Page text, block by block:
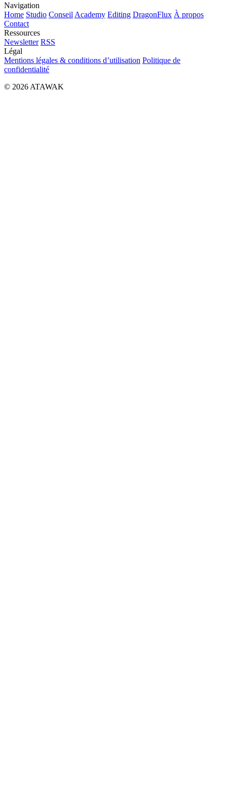
Navigation
Home Studio Conseil Academy Editing DragonFlux À propos
Contact
Ressources
Newsletter RSS
Légal
Mentions légales & conditions d’utilisation Politique de
confidentialité
© 2026 ATAWAK